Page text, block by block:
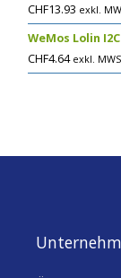
CHF13.93 exkl.
WeMos Lolin
CHF4.64 exkl.